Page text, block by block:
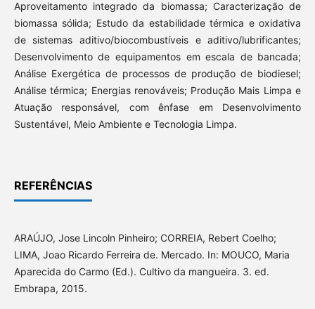
Aproveitamento integrado da biomassa; Caracterização de
biomassa sólida; Estudo da estabilidade térmica e oxidativa
de sistemas aditivo/biocombustíveis e aditivo/lubrificantes;
Desenvolvimento de equipamentos em escala de bancada;
Análise Exergética de processos de produção de biodiesel;
Análise térmica; Energias renováveis; Produção Mais Limpa e
Atuação responsável, com ênfase em Desenvolvimento
Sustentável, Meio Ambiente e Tecnologia Limpa.
REFERÊNCIAS
ARAÚJO, Jose Lincoln Pinheiro; CORREIA, Rebert Coelho;
LIMA, Joao Ricardo Ferreira de. Mercado. In: MOUCO, Maria
Aparecida do Carmo (Ed.). Cultivo da mangueira. 3. ed.
Embrapa, 2015.